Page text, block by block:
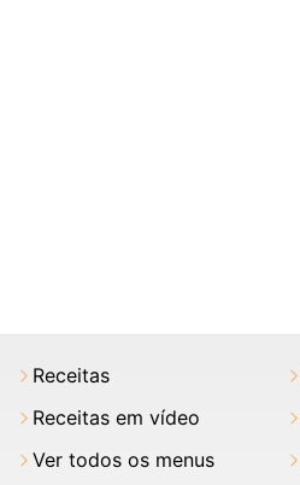
Receitas
Receitas em vídeo
Ver todos os menus